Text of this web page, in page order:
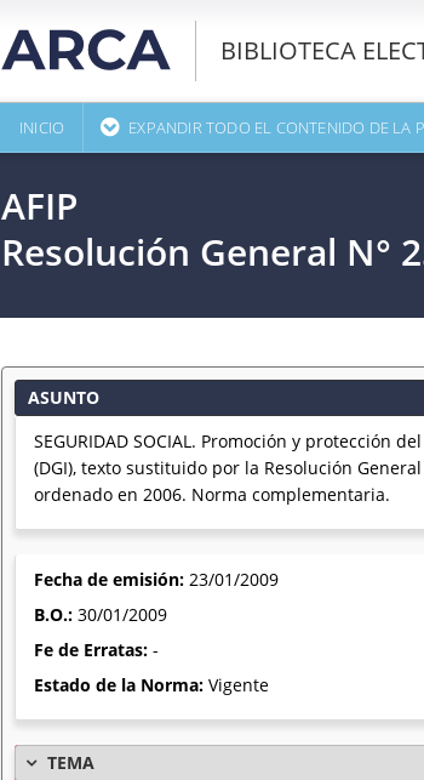
BIBLIOTECA
INICIO EXPANDIR TODO EL CONTENIDO DE LA
AFIP
Resolución General N°
ASUNTO
SEGURIDAD SOCIAL. Promoción y protección
(DGI), texto sustituido por la Resolución
ordenado en 2006. Norma complementaria.
Fecha de emisión: 23/01/2009
B.O.: 30/01/2009
Fe de Erratas: -
Estado de la Norma: Vigente
TEMA